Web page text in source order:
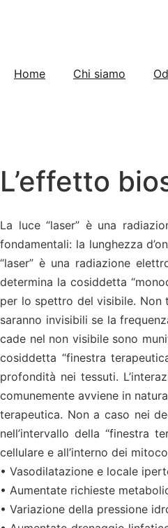
Home Chi siamo
L’effetto
La luce “laser” è una
fondamentali: la lunghezza
“laser” è una radiazione
determina la cosiddetta
per lo spettro del visibile. Non
saranno invisibili se la
cade nel non visibile sono
cosiddetta “finestra
profondità nei tessuti.
comunemente avviene in
terapeutica. Non a caso nei
nell’intervallo della “finestra
cellulare e all’interno dei
• Vasodilatazione e locale
• Aumentate richieste
• Variazione della pressione